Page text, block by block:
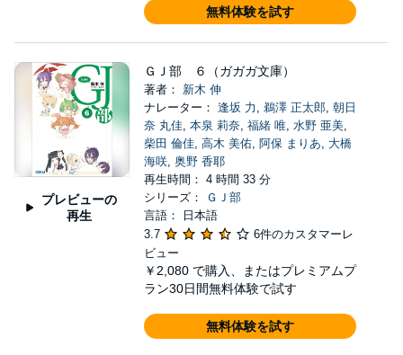
無料体験を試す
プレビューの
再生
ＧＪ部 ６（ガガガ文庫）
著者： 新木 伸
ナレーター： 逢坂 力 , 鵜澤 正太郎, 朝日
奈 丸佳, 本泉 莉奈, 福緒 唯, 水野 亜美,
柴田 倫佳, 高木 美佑, 阿保 まりあ, 大橋
海咲, 奥野 香耶
再生時間： 4 時間 33 分
シリーズ：
ＧＪ部
言語： 日本語
3.7
6件のカスタマーレ
ビュー
￥2,080 で購入、またはプレミアムプ
ラン30日間無料体験で試す
無料体験を試す